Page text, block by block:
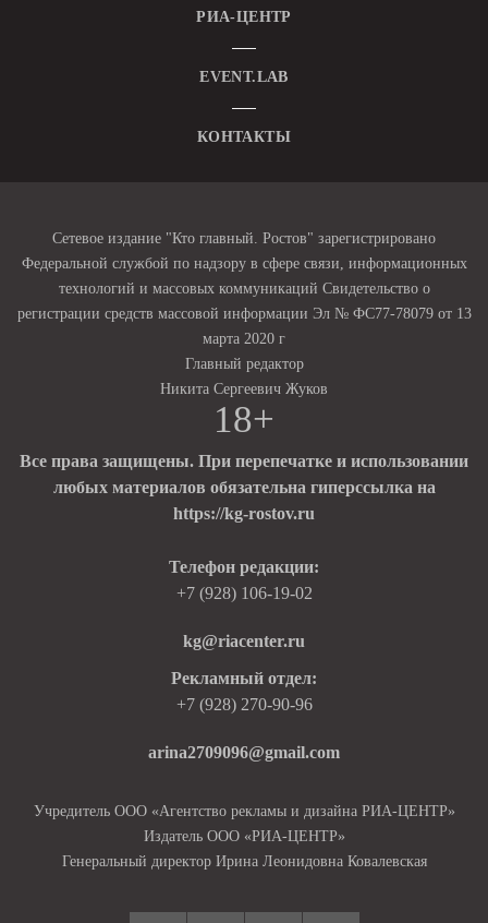
РИА-ЦЕНТР
EVENT.LAB
КОНТАКТЫ
Сетевое издание "Кто главный. Ростов" зарегистрировано
Федеральной службой по надзору в сфере связи, информационных
технологий и массовых коммуникаций Свидетельство о
регистрации средств массовой информации Эл № ФС77-78079 от 13
марта 2020 г
Главный редактор
Никита Сергеевич Жуков
18+
Все права защищены. При перепечатке и использовании
любых материалов обязательна гиперссылка на
https://kg-rostov.ru
Телефон редакции:
+7 (928) 106-19-02
kg@riacenter.ru
Рекламный отдел:
+7 (928) 270-90-96
arina2709096@gmail.com
Учредитель ООО «Агентство рекламы и дизайна РИА-ЦЕНТР»
Издатель ООО «РИА-ЦЕНТР»
Генеральный директор Ирина Леонидовна Ковалевская